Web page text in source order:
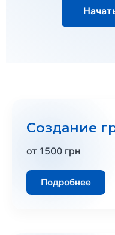
Создание
от 1500 грн
Подробнее